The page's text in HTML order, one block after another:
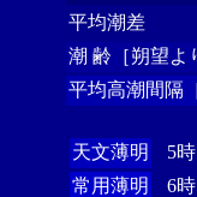
平均潮差
潮 齢［朔望よ
平均高潮間隔
天文薄明
5
常用薄明
6